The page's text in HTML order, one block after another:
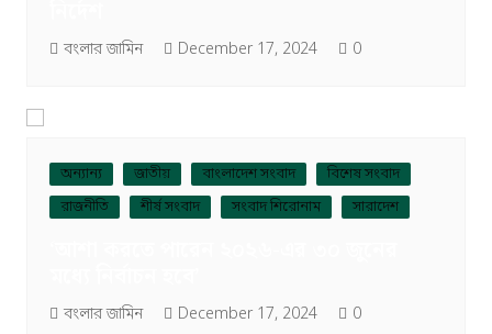
বংলার জামিন December 17, 2024 0
অন্যান্য জাতীয় বাংলাদেশ সংবাদ
বিশেষ সংবাদ
রাজনীতি
শীর্ষ সংবাদ সংবাদ শিরোনাম সারাদেশ
বংলার জামিন December 17, 2024 0